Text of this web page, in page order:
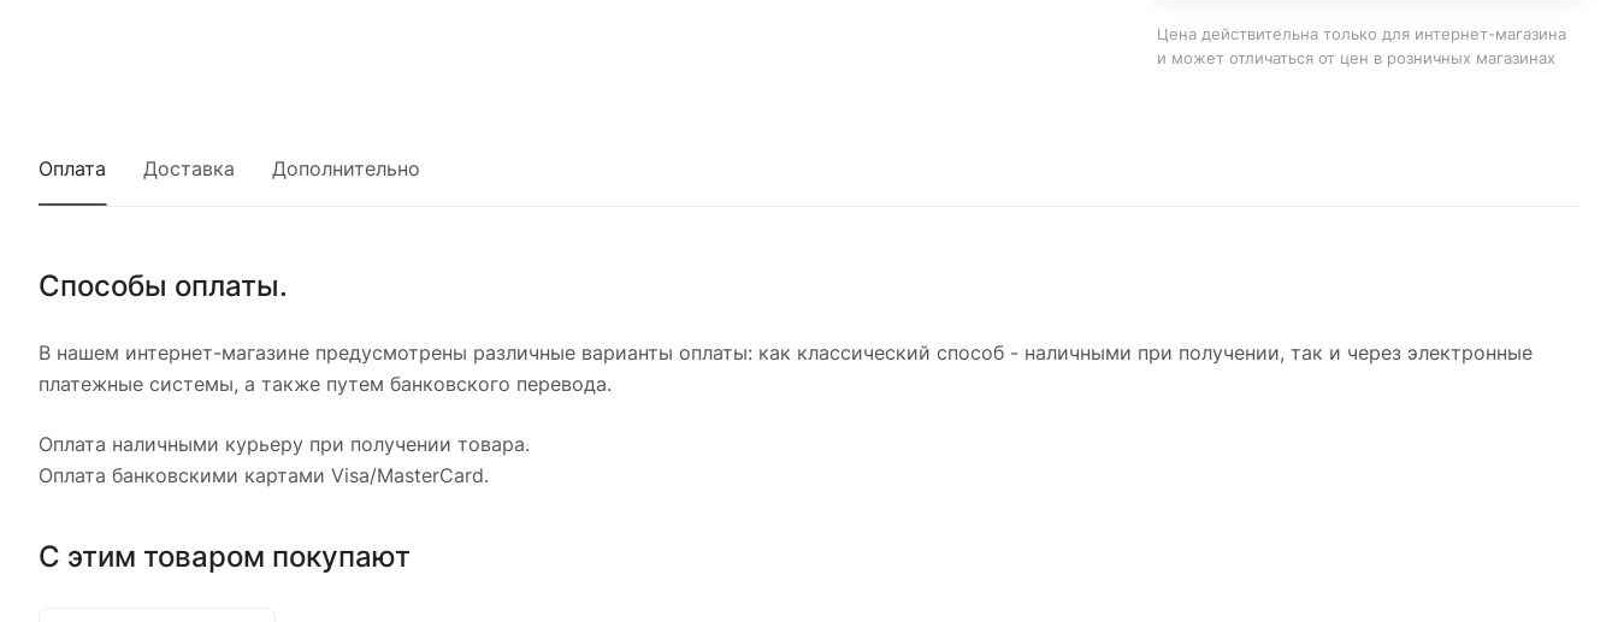
Цена действительна только для интернет-магазина
и может отличаться от цен в розничных магазинах
Оплата Доставка Дополнительно
Способы оплаты.
В нашем интернет-магазине предусмотрены различные варианты оплаты: как классический способ - наличными при получении, так и через электронные
платежные системы, а также путем банковского перевода.
Оплата наличными курьеру при получении товара.
Оплата банковскими картами Visa/MasterCard.
С этим товаром покупают